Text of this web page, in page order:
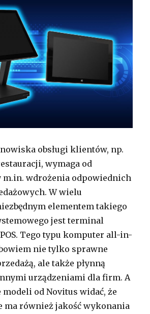
obsługi klientów, np.
wymaga od
m.in. wdrożenia odpowiednich
W wielu
elementem takiego
jest terminal
Tego typu komputer all-in-
nie tylko sprawne
ale także płynną
urządzeniami dla firm. A
modeli od Novitus widać, że
ma również jakość wykonania